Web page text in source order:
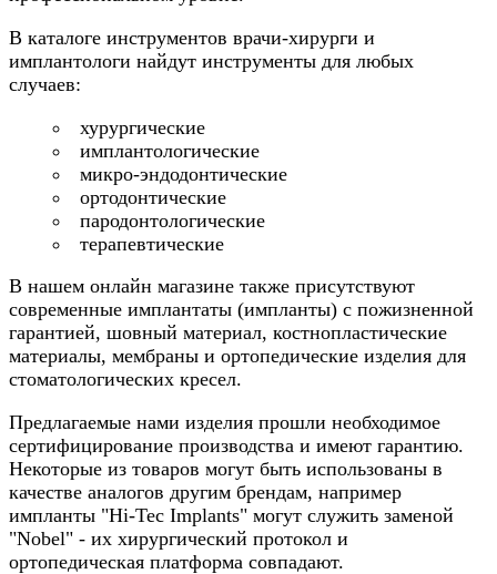
В каталоге инструментов врачи-хирурги и
имплантологи найдут инструменты для любых
случаев:
хурургические
имплантологические
микро-эндодонтические
ортодонтические
пародонтологические
терапевтические
В нашем онлайн магазине также присутствуют
современные имплантаты (импланты) с пожизненной
гарантией, шовный материал, костнопластические
материалы, мембраны и ортопедические изделия для
стоматологических кресел.
Предлагаемые нами изделия прошли необходимое
сертифицирование производства и имеют гарантию.
Некоторые из товаров могут быть использованы в
качестве аналогов другим брендам, например
импланты "Hi-Tec Implants" могут служить заменой
"Nobel" - их хирургический протокол и
ортопедическая платформа совпадают.